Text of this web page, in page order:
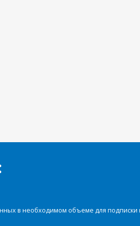
в необходимом объеме для